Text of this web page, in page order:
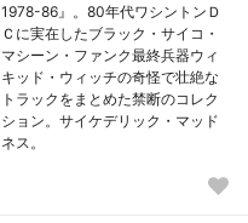
1978-86』。80年代ワシントンＤ
Ｃに実在したブラック・サイコ・
マシーン・ファンク最終兵器ウィ
キッド・ウィッチの奇怪で壮絶な
トラックをまとめた禁断のコレク
ション。サイケデリック・マッド
ネス。